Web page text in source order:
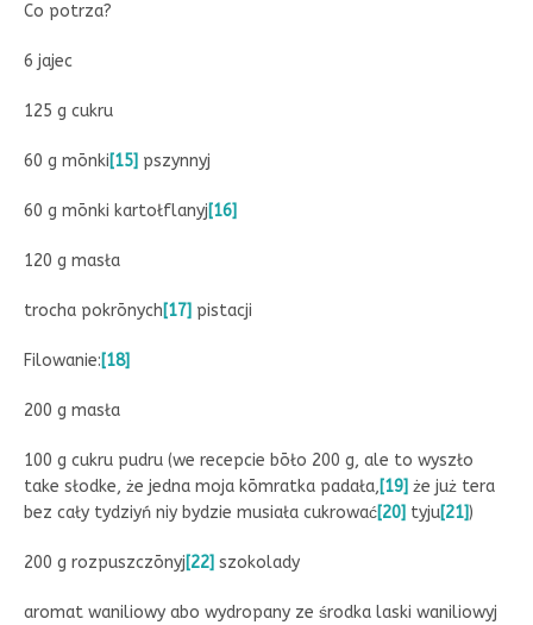
Co potrza?
6 jajec
125 g cukru
60 g mōnki[15] pszynnyj
60 g mōnki kartołflanyj[16]
120 g masła
trocha pokrōnych[17] pistacji
Filowanie:[18]
200 g masła
100 g cukru pudru (we recepcie bōło 200 g, ale to wyszło
take słodke, że jedna moja kōmratka padała,[19] że już tera
bez cały tydziyń niy bydzie musiała cukrować[20] tyju[21])
200 g rozpuszczōnyj[22] szokolady
aromat waniliowy abo wydropany ze środka laski waniliowyj